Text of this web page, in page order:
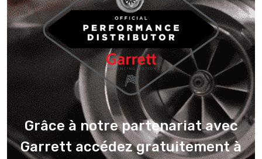
Grâce à notre partenariat avec
Garrett accédez gratuitement à